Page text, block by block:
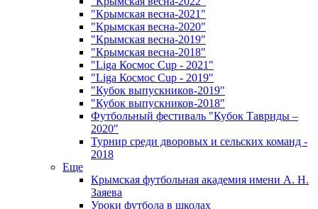
"Крымская весна-2021"
"Крымская весна-2020"
"Крымская весна-2019"
"Крымская весна-2018"
"Liga Космос Cup - 2021"
"Liga Космос Cup - 2019"
"Кубок выпускников-2019"
"Кубок выпускников-2018"
Футбольный фестиваль "Кубок Тавриды –
2020"
Турнир среди дворовых и сельских команд -
2018
Еще
Крымская футбольная академия имени А. Н.
Заяева
Уроки футбола в школах